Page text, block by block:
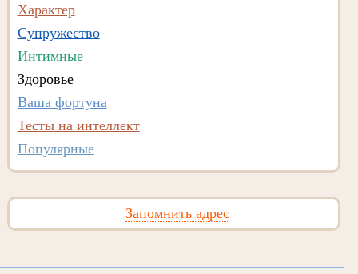
Характер
Супружество
Интимные
Здоровье
Ваша фортуна
Тесты на интеллект
Популярные
Запомнить адрес